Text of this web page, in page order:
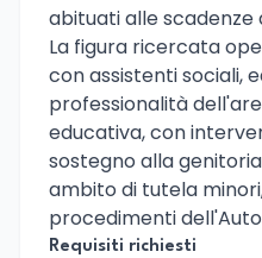
abituati alle scadenze
La figura ricercata
con assistenti sociali,
professionalità
educativa, con
sostegno alla
ambito di tutela
procedimenti
Requisiti richiesti